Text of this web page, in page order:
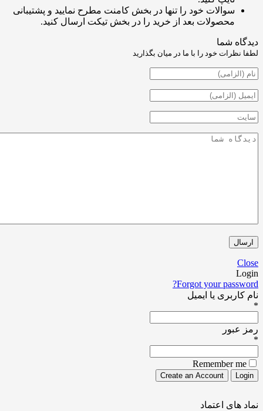
خود را تنها در بخش کامنت مطرح نمایید و پشتیبانی
بعد از خرید را در بخش تیکت ارسال کنید.
شما
خود را با ما در میان بگذارید
Forgot your
یا ایمیل
اعتماد